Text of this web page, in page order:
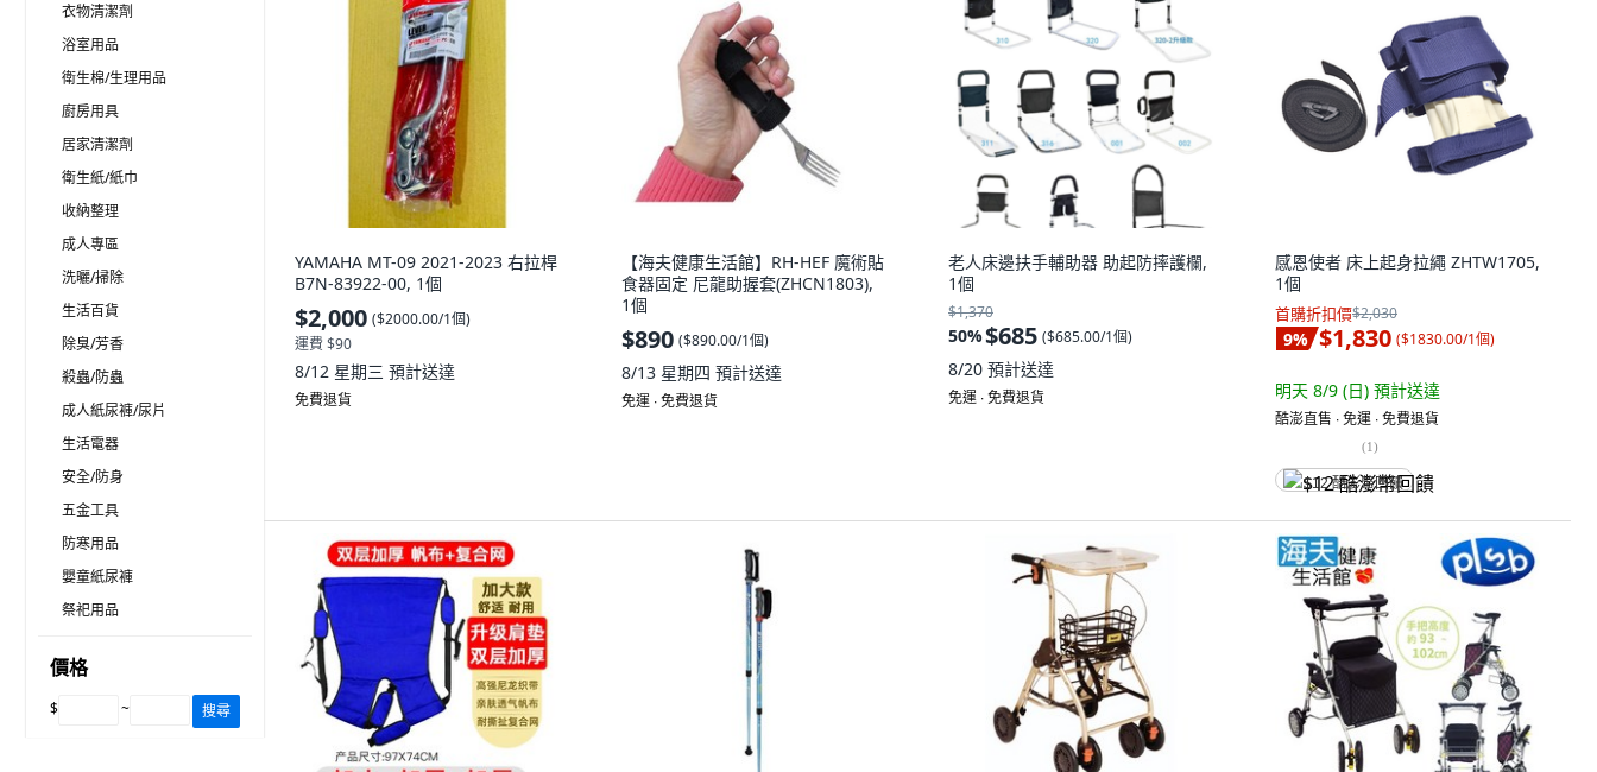
衣物清潔劑
浴室用品
衛生棉/生理用品
廚房用具
居家清潔劑
衛生紙/紙巾
收納整理
成人專區
洗曬/掃除
生活百貨
除臭/芳香
殺蟲/防蟲
成人紙尿褲/尿片
生活電器
安全/防身
五金工具
防寒用品
嬰童紙尿褲
祭祀用品
價格
$ ~ 搜尋
YAMAHA MT-09 2021-2023 右拉桿
B7N-83922-00, 1個
$2,000 ($2000.00/1個)
運費 $90
8/12 星期三 預計送達
免費退貨
【海夫健康生活館】RH-HEF 魔術貼
食器固定 尼龍助握套(ZHCN1803),
1個
$890 ($890.00/1個)
8/13 星期四 預計送達
免運 ∙ 免費退貨
老人床邊扶手輔助器 助起防摔護欄,
1個
$1,370
50%$685 ($685.00/1個)
8/20 預計送達
免運 ∙ 免費退貨
感恩使者 床上起身拉繩 ZHTW1705,
1個
首購折扣價$2,030
9% $1,830 ($1830.00/1個)
明天 8/9 (日) 預計送達
酷澎直售 ∙ 免運 ∙ 免費退貨
(1)
$12 酷澎幣回饋